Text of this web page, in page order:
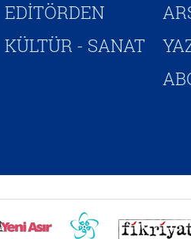
EDİTÖRDEN
KÜLTÜR - SANAT